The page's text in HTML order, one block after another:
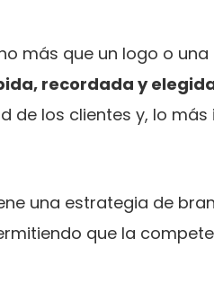
más que un logo o
recordada y
de los clientes y, lo
una estrategia de
que la